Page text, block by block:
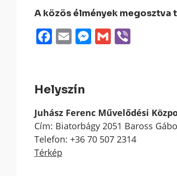
A közös élmények
Facebook
EmailMessenger
GmailViber
Helyszín
Juhász Ferenc Művelődési
Cím: Biatorbágy 2051 Baross
Telefon: +36 70 507 2314
Térkép